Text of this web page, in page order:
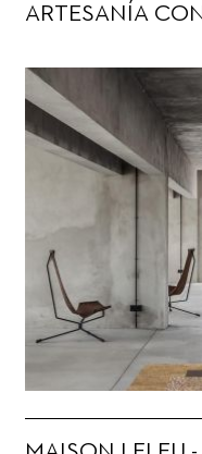
ARTESANÍA